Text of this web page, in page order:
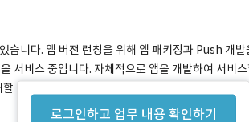
로그인하고 업무 내용 확인하기
습니다. 앱 버전 런칭을 위해 앱 패키징과 Push 개발
서비스 중입니다. 자체적으로 앱을 개발하여 서비
예정입니다.